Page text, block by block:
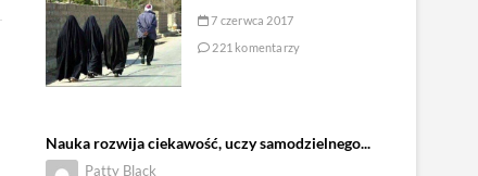
7 czerwca 2017
221 komentarzy
Nauka rozwija ciekawość, uczy samodzielnego...
Patty Black